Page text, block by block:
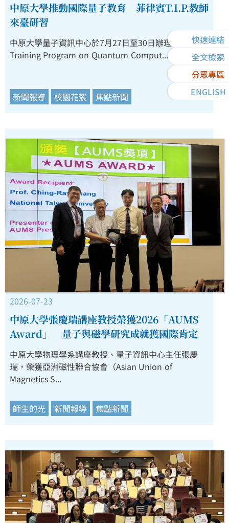
快速連結
全文檢索
分眾專區
ENGLISH
中原大學推動國際量子教育 菲律賓T.I.P.教師
來臺研習
中原大學量子資訊中心於7月27日至30日辦理「2026
Training Program on Quantum Comput...
新聞報導 校園花絮 焦點新聞
2026-07-23
中原大學張慶瑞講座教授榮獲2026「AUMS
Award」 量子與磁學研究成就獲國際肯定
中原大學物理學系講座教授、量子資訊中心主任張慶
瑞，榮獲亞洲磁性聯合協會（Asian Union of
Magnetics S...
師生的光 新聞報導 焦點新聞